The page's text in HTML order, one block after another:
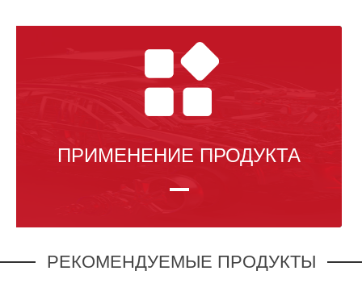
Основным используемым сырьем являются: нержавеющая
сталь 65Mn, SK5, S60C, 27MnCrB5 (EN1.7182), SUS304,
316L и другие холоднокатаные полосы и пластины.
ПРИМЕНЕНИЕ ПРОДУКТА
РЕКОМЕНДУЕМЫЕ ПРОДУКТЫ